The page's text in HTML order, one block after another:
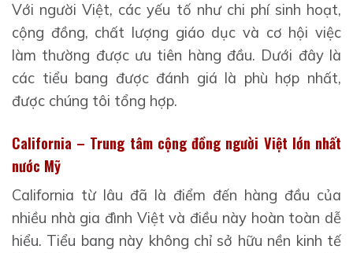
Với người Việt, các yếu tố như chi phí sinh hoạt,
cộng đồng, chất lượng giáo dục và cơ hội việc
làm thường được ưu tiên hàng đầu. Dưới đây là
các tiểu bang được đánh giá là phù hợp nhất,
được chúng tôi tổng hợp.
California – Trung tâm cộng đồng người Việt lớn nhất
nước Mỹ
California từ lâu đã là điểm đến hàng đầu của
nhiều nhà gia đình Việt và điều này hoàn toàn dễ
hiểu. Tiểu bang này không chỉ sở hữu nền kinh tế